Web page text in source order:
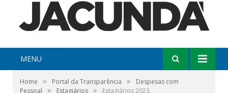
MENU
Home » Portal da Transparência »
Despesas com
Pessoal
» Estagiários » Estagiários 2023